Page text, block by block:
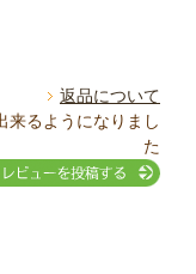
返品について
来るようになりまし
た